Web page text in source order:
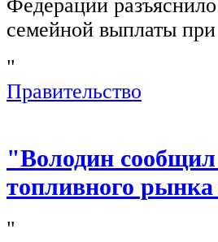
Федерации
семейной выплаты
"
Правительство
"Володин сообщил
топливного рынка
"